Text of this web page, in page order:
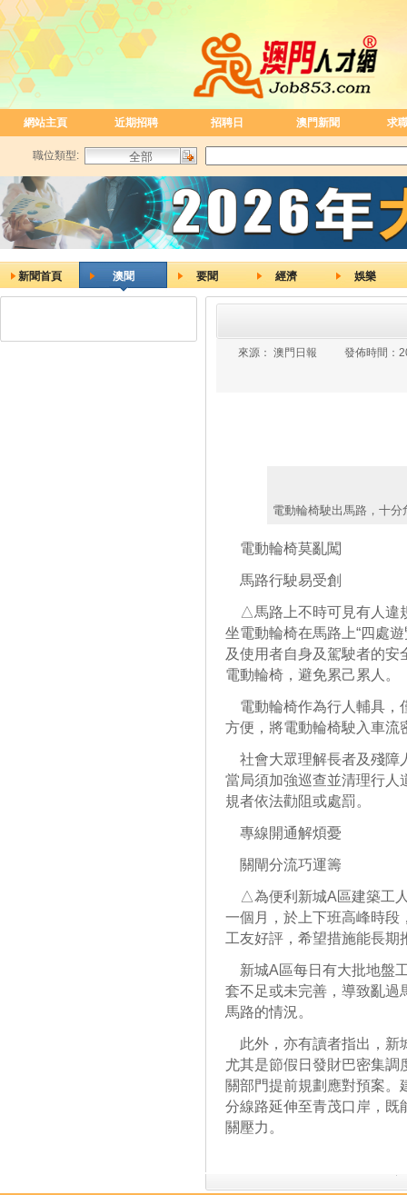
網站主頁 近期招聘 招聘日 澳門新聞 求
職位類型:
新聞首頁 澳聞 要聞 經濟 娛樂
來源： 澳門日報 發佈時間：
電動輪椅駛出馬路，十分
電動輪椅莫亂闖
馬路行駛易受創
△馬路上不時可見有人違
坐電動輪椅在馬路上“四處
及使用者自身及駕駛者的
電動輪椅，避免累己累人。
電動輪椅作為行人輔具，
方便，將電動輪椅駛入車流
社會大眾理解長者及殘障
當局須加強巡查並清理行人
規者依法勸阻或處罰。
專線開通解煩憂
關閘分流巧運籌
△為便利新城A區建築工
一個月，於上下班高峰時段
工友好評，希望措施能長期
新城A區每日有大批地盤
套不足或未完善，導致亂過
馬路的情況。
此外，亦有讀者指出，新
尤其是節假日發財巴密集調
關部門提前規劃應對預案。
分線路延伸至青茂口岸，既
關壓力。